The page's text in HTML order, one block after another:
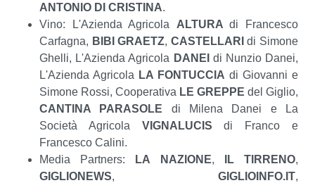
ANTONIO DI CRISTINA.
Vino: L'Azienda Agricola ALTURAdi Francesco
Carfagna, BIBI GRAETZ, CASTELLARI di Simone
Ghelli, L'Azienda Agricola DANEI di Nunzio Danei,
L'Azienda Agricola LA FONTUCCIA di Giovanni e
Simone Rossi, Cooperativa LE GREPPE del Giglio,
CANTINA PARASOLE di Milena Danei e La
Società Agricola VIGNALUCISdi Franco e
Francesco Calini.
Media Partners:
LA NAZIONE, IL TIRRENO,
GIGLIONEWS, GIGLIOINFO.IT,